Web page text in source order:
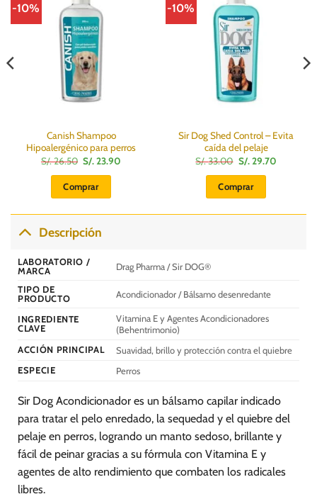
-10%
Canish Shampoo
Hipoalergénico para perros
S/.26.50 El
precio
original
era:
S/.
S/.23.90
Comprar
-10%
Sir Dog Shed Control – Evita
caída del pelaje
S/.33.00 El
precio
original
era:
S/.
S/.29.70El
Comprar
Descripción
LABORATORIO /
MARCA
Drag Pharma / Sir DOG®
TIPO DE
PRODUCTO
Acondicionador / Bálsamo desenredante
INGREDIENTE
CLAVE
Vitamina E y Agentes Acondicionadores
(Behentrimonio)
ACCIÓN PRINCIPAL
Suavidad, brillo y protección contra el quiebre
ESPECIE
Perros
Sir Dog Acondicionador es un bálsamo capilar indicado
para tratar el pelo enredado, la sequedad y el quiebre del
pelaje en perros, logrando un manto sedoso, brillante y
fácil de peinar gracias a su fórmula con Vitamina E y
agentes de alto rendimiento que combaten los radicales
libres.